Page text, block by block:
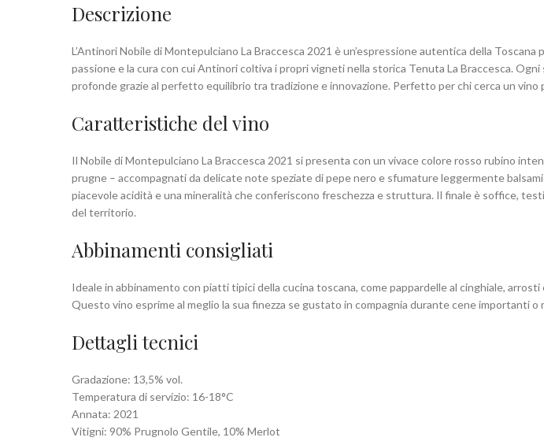
Descrizione
L’Antinori Nobile di Montepulciano La Braccesca 2021 è un’espressione autentica della
passione e la cura con cui Antinori coltiva i propri vigneti nella storica Tenuta La Braccesca.
profonde grazie al perfetto equilibrio tra tradizione e innovazione. Perfetto per chi cerca un
Caratteristiche del vino
Il Nobile di Montepulciano La Braccesca 2021 si presenta con un vivace colore rosso rubino
prugne – accompagnati da delicate note speziate di pepe nero e sfumature leggermente
piacevole acidità e una mineralità che conferiscono freschezza e struttura. Il finale è soffice,
del territorio.
Abbinamenti consigliati
Ideale in abbinamento con piatti tipici della cucina toscana, come pappardelle al cinghiale,
Questo vino esprime al meglio la sua finezza se gustato in compagnia durante cene importanti o
Dettagli tecnici
Gradazione: 13,5% vol.
Temperatura di servizio: 16-18°C
Annata: 2021
Vitigni: 90% Prugnolo Gentile, 10% Merlot